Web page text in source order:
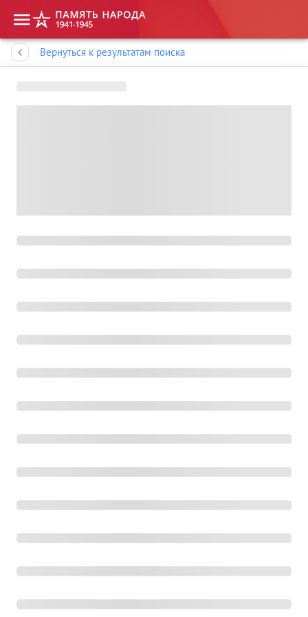
Вернуться к результатам поиска
Память народа